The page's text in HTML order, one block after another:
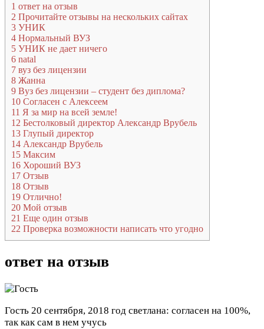
1 ответ на отзыв
2 Прочитайте отзывы на нескольких сайтах
3 УНИК
4 Нормальный ВУЗ
5 УНИК не дает ничего
6 natal
7 вуз без лицензии
8 Жанна
9 Вуз без лицензии – студент без диплома?
10 Согласен с Алексеем
11 Я за мир на всей земле!
12 Бестолковый директор Александр Врубель
13 Глупый директор
14 Александр Врубель
15 Максим
16 Хороший ВУЗ
17 Отзыв
18 Отзыв
19 Отлично!
20 Мой отзыв
21 Еще один отзыв
22 Проверка возможности написать что угодно
ответ на отзыв
Гость 20 сентября, 2018 год светлана: согласен на 100%,
так как сам в нем учусь